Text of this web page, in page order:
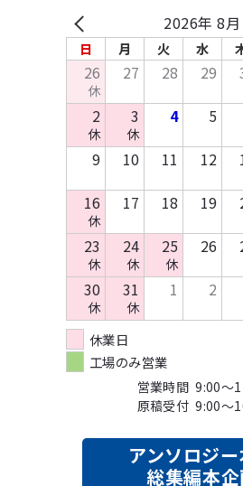
その他布製品
木製製品
キッチン・日用品・雑貨
入稿方法
お支払いについて
在庫預かり/発送/処分について
イベント協賛申込み
お問い合わせ
資料請求
2026年 8月
日 月 火 水
26
休
27 28 29
2
休
3
休
4 5
9
10 11 12
16
休
17 18 19
23
休
24
休
25
休
26
30
休
31
休
1 2
休業日
工場のみ営業
営業時間 9:00～
原稿受付 9:00～
アンソロジー
総集編本